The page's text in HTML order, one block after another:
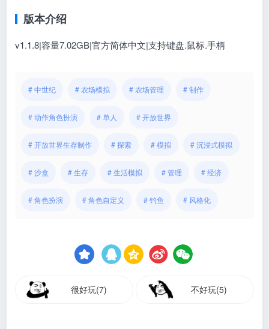
版本介绍
v1.1.8|容量7.02GB|官方简体中文|支持键盘.鼠标.手柄
# 中世纪 # 农场模拟 # 农场管理 # 制作
# 动作角色扮演 # 单人 # 开放世界
# 开放世界生存制作 # 探索 # 模拟 # 沉浸式模拟
# 沙盒 # 生存 # 生活模拟 # 管理 # 经济
# 角色扮演 # 角色自定义 # 钓鱼 # 风格化
很好玩(7) 不好玩(5)